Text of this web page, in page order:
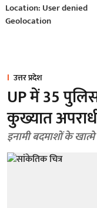
Location: User denied
Geolocation
उत्तर प्रदेश
UP में 35
कुख्यात
इनामी बदमाशों के